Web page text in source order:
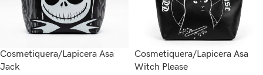
Cosmetiquera/Lapicera Asa
Jack
Cosmetiquera/Lapicera Asa
Witch Please